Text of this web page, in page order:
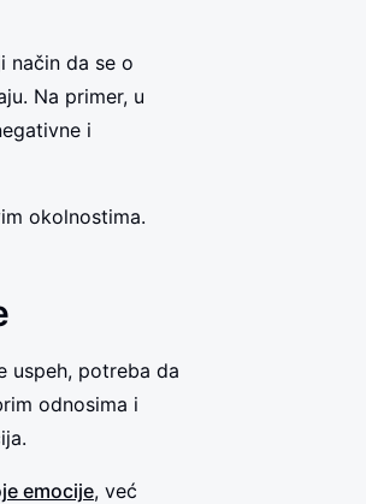
način da se o
Na primer, u
i
okolnostima.
uspeh, potreba da
odnosima i
emocije, već